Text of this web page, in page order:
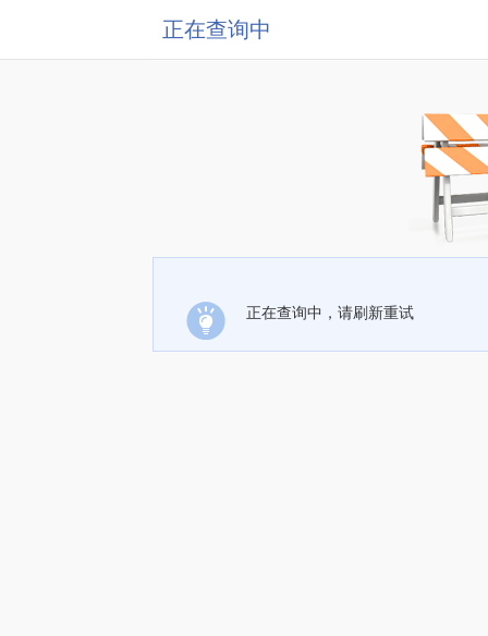
正在查询中
正在查询中，请刷新重试